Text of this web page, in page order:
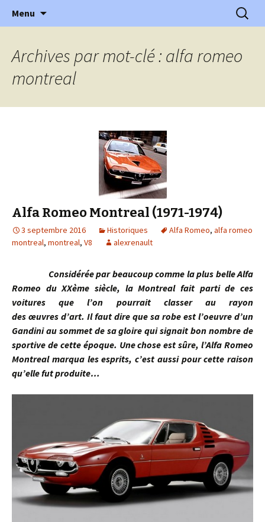
l'Automobile Ancienne
l'automobile ancienne : articles, historiques
…
Menu
Archives par mot-clé : alfa romeo
montreal
Alfa Romeo Montreal (1971-1974)
3 septembre 2016 Historiques Alfa Romeo, alfa romeo
montreal, montreal, V8 alexrenault
Considérée par beaucoup comme la plus belle Alfa
Romeo du XXème siècle, la Montreal fait parti de ces
voitures que l’on pourrait classer au rayon
des œuvres d’art. Il faut dire que sa robe est l’oeuvre d’un
Gandini au sommet de sa gloire qui signait bon nombre de
sportive de cette époque. Une chose est sûre, l’Alfa Romeo
Montreal marqua les esprits, c’est aussi pour cette raison
qu’elle fut produite…